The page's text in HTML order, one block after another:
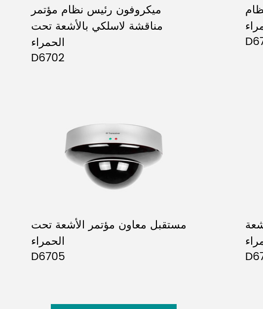
ميكروفون رئيس نظام مؤتمر
مناقشة لاسلكي بالأشعة تحت
الحمراء
D6702
مستقبل معاون مؤتمر الأشعة تحت
الحمراء
D6705